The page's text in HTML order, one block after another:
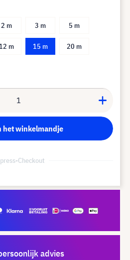
2 m 3 m 5 m
12 m 15 m 20 m
het winkelmandje
Checkout
advies